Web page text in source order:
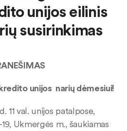
unijos eilinis
susirinkimas
unijos narių dėmesiui!
11 val. unijos patalpose,
Ukmergės m., šaukiamas